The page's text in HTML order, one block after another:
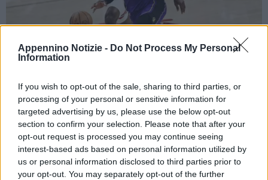
Appennino Notizie - Do Not Process My Personal
Information
If you wish to opt-out of the sale, sharing to third parties, or
processing of your personal or sensitive information for
targeted advertising by us, please use the below opt-out
section to confirm your selection. Please note that after your
opt-out request is processed you may continue seeing
interest-based ads based on personal information utilized by
us or personal information disclosed to third parties prior to
your opt-out. You may separately opt-out of the further
NEW YORK (STATI UNITI) (ITALPRESS) – Un LeBron James
in grande spolvero decide il derby di Los Angeles nella notte
italiana della regular-season dell’Nba. Il fuoriclasse di Akron,
classe 1984, realizza 34 punti e conduce i Lakers alla vittoria sui